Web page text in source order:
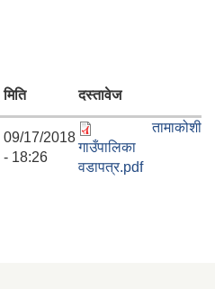
मिति दस्तावेज
09/17/2018
- 18:26
तामाकोशी
गाउँपालिका
वडापत्र.pdf